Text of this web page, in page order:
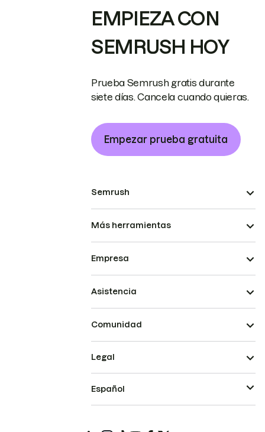
EMPIEZA CON
SEMRUSH HOY
Prueba Semrush gratis durante
siete días. Cancela cuando quieras.
Empezar prueba gratuita
Semrush
Más herramientas
Empresa
Asistencia
Comunidad
Legal
Español